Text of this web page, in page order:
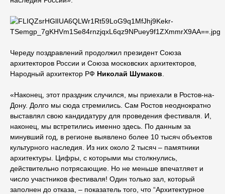
Череду поздравлений продолжил президент Союза
архитекторов России и Союза московских архитекторов,
Народный архитектор РФ Николай Шумаков
«Наконец, этот праздник случился, мы приехали в Ростов-на-
Дону. Долго мы сюда стремились. Сам Ростов неоднократно
выставлял свою кандидатуру для проведения фестиваля. И,
наконец, мы встретились именно здесь. По данным за
минувший год, в регионе выявлено более 10 тысяч объектов
культурного наследия. Из них около 2 тысяч – памятники
архитектуры. Цифры, с которыми мы столкнулись,
действительно потрясающие. Но не меньше впечатляет и
число участников фестиваля! Один только зал, который
заполнен до отказа, – показатель того, что “Архитектурное